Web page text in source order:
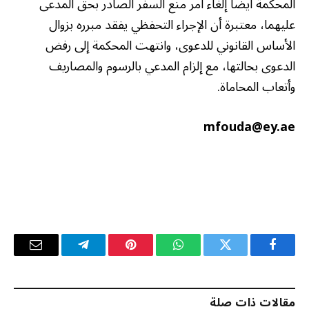
عليهما، معتبرة أن الإجراء التحفظي يفقد مبرره بزوال
الأساس القانوني للدعوى، وانتهت المحكمة إلى رفض
الدعوى بحالتها، مع إلزام المدعي بالرسوم والمصاريف
وأتعاب المحاماة.
mfouda@ey.ae
فيسبوك تويتر واتساب بينتيريستتيلقرام
البريد
مقالات ذات صلة